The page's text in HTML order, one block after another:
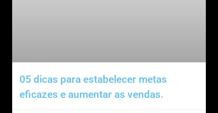
05 dicas para estabelecer metas
eficazes e aumentar as vendas.